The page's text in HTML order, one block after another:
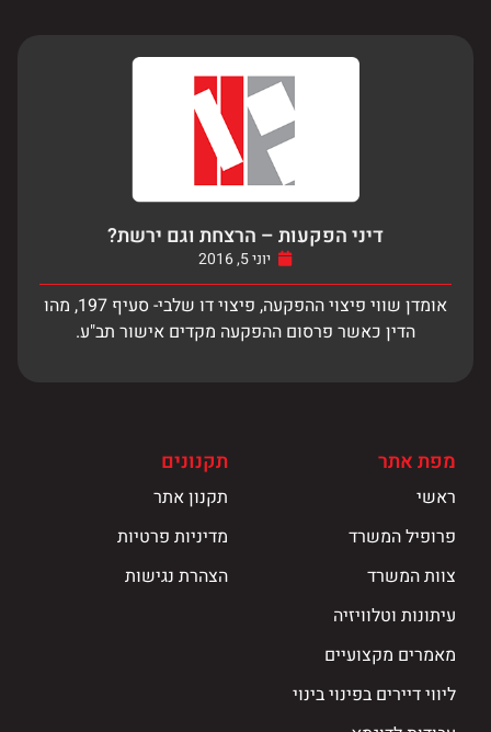
דיני הפקעות – הרצחת וגם ירשת?
יוני 5, 2016
אומדן שווי פיצוי ההפקעה, פיצוי דו שלבי- סעיף 197, מהו
הדין כאשר פרסום ההפקעה מקדים אישור תב"ע.
מפת אתר
ראשי
פרופיל המשרד
צוות המשרד
עיתונות וטלוויזיה
מאמרים מקצועיים
ליווי דיירים בפינוי בינוי
תקנונים
תקנון אתר
מדיניות פרטיות
הצהרת נגישות